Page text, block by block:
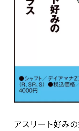
アスリート好み